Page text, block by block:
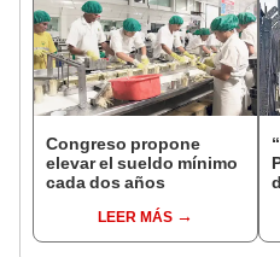
Congreso propone
elevar el sueldo mínimo
cada dos años
LEER MÁS